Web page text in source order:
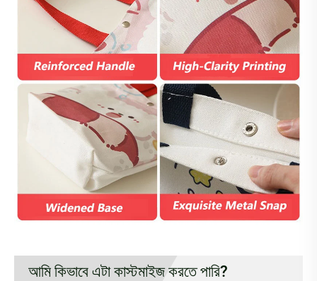
আমি কিভাবে এটা কাস্টমাইজ করতে পারি?